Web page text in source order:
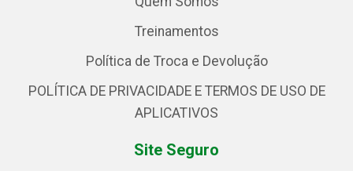
Treinamentos
Política de Troca e Devolução
POLÍTICA DE PRIVACIDADE E TERMOS DE USO DE
APLICATIVOS
Site Seguro